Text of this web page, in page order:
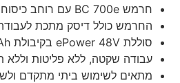
חרמש BC 700e עם רוחב כיסוח 38 ס"מ
החרמש כולל דיסק מתכת
סוללת ePower 48V בקיבולת 5Ah משותפת לשני הכלים
עבודה שקטה, ללא פליטות וללא
מתאים לשימוש ביתי מתקדם